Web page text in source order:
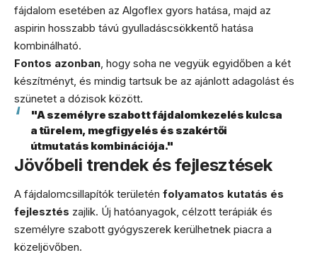
fájdalom esetében az Algoflex gyors hatása, majd az
aspirin hosszabb távú gyulladáscsökkentő hatása
kombinálható.
Fontos azonban , hogy soha ne vegyük egyidőben a két
készítményt, és mindig tartsuk be az ajánlott adagolást és
szünetet a dózisok között.
"A személyre szabott fájdalomkezelés kulcsa
a türelem, megfigyelés és szakértői
útmutatás kombinációja."
Jövőbeli trendek és fejlesztések
A fájdalomcsillapítók területén folyamatos kutatás és
fejlesztés zajlik. Új hatóanyagok, célzott terápiák és
személyre szabott gyógyszerek kerülhetnek piacra a
közeljövőben.